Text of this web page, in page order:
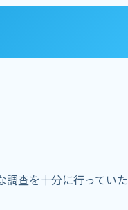
査を十分に行っていた